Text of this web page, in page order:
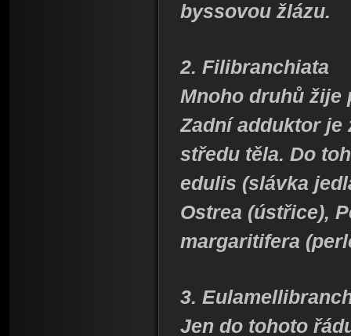
byssovou žlázu.
2. Filibranchiata
Mnoho druhů žije
Zadní adduktor je
středu těla. Do
edulis (slávka
Ostrea (ústřice),
margaritifera
3.
Jen do tohoto